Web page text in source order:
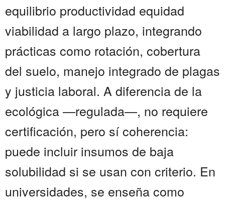
equilibrio productividad equidad
viabilidad a largo plazo, integrando
prácticas como rotación, cobertura
del suelo, manejo integrado de plagas
y justicia laboral. A diferencia de la
ecológica —regulada—, no requiere
certificación, pero sí coherencia:
puede incluir insumos de baja
solubilidad si se usan con criterio. En
universidades, se enseña como